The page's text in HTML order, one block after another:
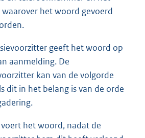
het woord gevoerd
geeft het woord op
aanmelding. De
kan van de volgorde
dit in het belang is van de orde
het woord, nadat de